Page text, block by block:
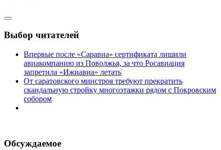
Выбор читателей
Впервые после «Саравиа» сертификата лишили
авиакомпанию из Поволжья, за что Росавиация
запретила «Ижиавиа» летать
От саратовского минстроя требуют прекратить
скандальную стройку многоэтажки рядом с Покровским
собором
Обсуждаемое